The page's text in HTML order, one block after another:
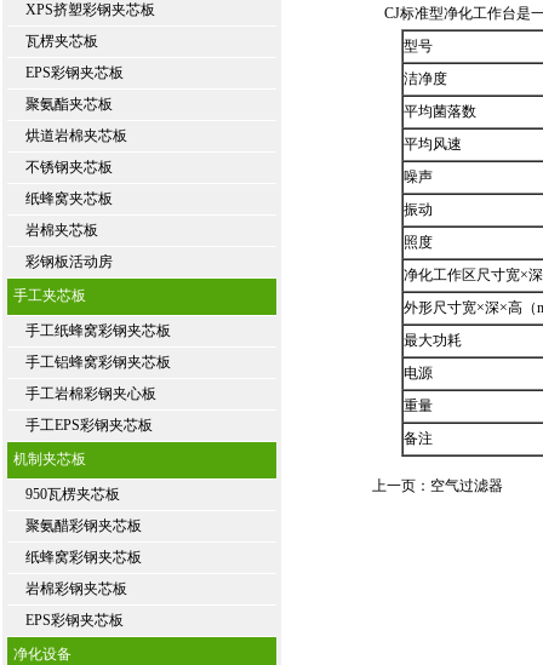
XPS挤塑彩钢夹芯板
瓦楞夹芯板
EPS彩钢夹芯板
聚氨酯夹芯板
烘道岩棉夹芯板
不锈钢夹芯板
纸蜂窝夹芯板
岩棉夹芯板
彩钢板活动房
手工夹芯板
手工纸蜂窝彩钢夹芯板
手工铝蜂窝彩钢夹芯板
手工岩棉彩钢夹心板
手工EPS彩钢夹芯板
机制夹芯板
950瓦楞夹芯板
聚氨醋彩钢夹芯板
纸蜂窝彩钢夹芯板
岩棉彩钢夹芯板
EPS彩钢夹芯板
净化设备
CJ标准型净化工作台是
型号
洁净度
平均菌落数
平均风速
噪声
振动
照度
净化工作区尺寸宽×
外形尺寸宽×深×高（
最大功耗
电源
重量
备注
上一页：空气过滤器